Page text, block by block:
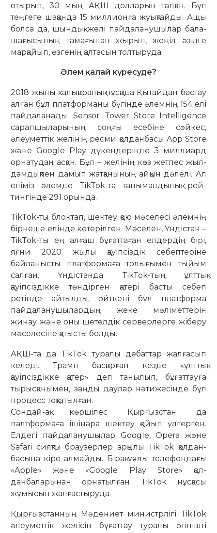
отырып, 30 мың АҚШ долларын тапқан. Бұл
теңгеге шаққанда 15 мил­лионға жуықтайды. Ащы
болса да, шын­дық, желі пайдаланушылар бала-
шағысының тамағынан жырып, жеңіл әзіл­ге
марқайып, өзгенің қал­тасын тол­тыруда.
Әлем қалай күресуде?
2018 жылы халықаралық нұс­қада Қытайдан бастау
алған бұл платформаны бүгінде әлемнің 154 елі
пайдаланады. Sensor Tower Store Intelligence
сарапшыларының соңғы есебіне сәйкес,
әлеуметтік желінің ресми қолданбасы App Store
және Google Play дүкендерінде 3 миллиард
орнатудан асқан. Бұл – желінің көз жетпес жыл­
дамдықпен дамып жатқанының айқын дәлелі. Ал
еліміз әлемде TikTok-та та­нымалдылық рей­
тингінде 291 орын­да.
TikTok-ты блоктап, шектеу қою мә­селесі әлемнің
бірнеше елінде көте­рілген. Мәселен, Үндістан –
TikTok-ты ең алғаш бұғаттаған елдердің бірі,
яғни 2020 жылы қауіпсіздік себептеріне
байланысты платформаға толығымен тыйым
салған. Үндістанда TikTok-тың ұлттық
қауіпсіздікке төндірген қатері басты себеп
ретінде айтылды, өйткені бұл платформа
пайдаланушылардың жеке мәліметтерін
жинау және оны шетелдік серверлерге жіберу
мәсе­лесіне қатысты болды.
АҚШ-та да TikTok туралы дебаттар жал­ғасып
келеді. Трамп басқарған кезде «ұлттық
қауіпсіздікке қатер» деп таны­лып, бұғаттауға
тырысқанымен, заңды даулар нәтижесінде бұл
процесс тоқтатылған.
Сондай-ақ көршілес Қырғызстан да
палтформаға ішінара шектеу қойып үл­герген.
Елдегі пайдаланушылар Google, Opera және
Safari сияқ­ты браузерлер арқылы TikTok қол­­дан­
басына кіре алмайды. Бірақ ұялы телефондағы
«Apple» және «Google Play Store» қол­
данбаларынан орна­тыл­ған TikTok нұсқасы
жұмысын жалғастыруда.
Қырғызстанның Мәдениет минис­тр­лігі TikTok
әлеуметтік желісін бұ­ғат­тау туралы өтінішті